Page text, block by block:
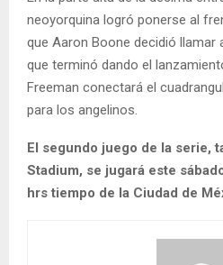
neoyorquina logró ponerse al
que Aaron Boone decidió llamar
que terminó dando el
Freeman conectará el
para los angelinos.
El segundo juego de la serie,
Stadium, se jugará este
hrs tiempo de la Ciudad de